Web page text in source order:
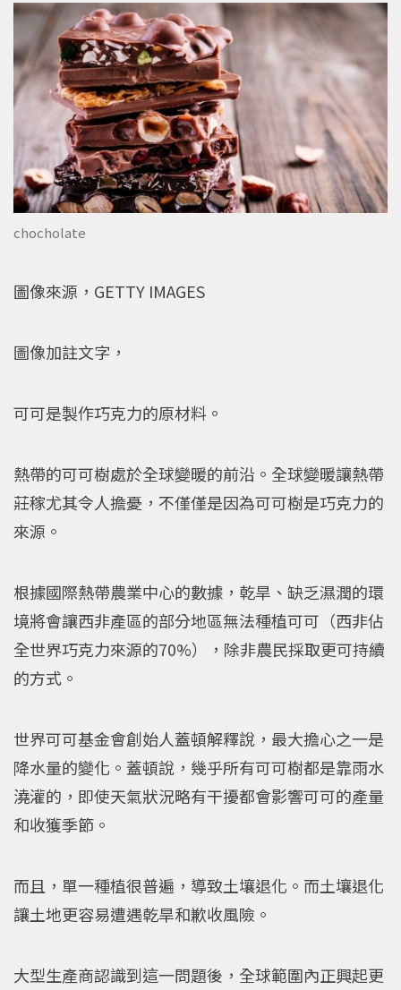
chocholate
圖像來源，GETTY IMAGES
圖像加註文字，
可可是製作巧克力的原材料。
熱帶的可可樹處於全球變暖的前沿。全球變暖讓熱帶
莊稼尤其令人擔憂，不僅僅是因為可可樹是巧克力的
來源。
根據國際熱帶農業中心的數據，乾旱、缺乏濕潤的環
境將會讓西非產區的部分地區無法種植可可（西非佔
全世界巧克力來源的70%），除非農民採取更可持續
的方式。
世界可可基金會創始人蓋頓解釋說，最大擔心之一是
降水量的變化。蓋頓說，幾乎所有可可樹都是靠雨水
澆灌的，即使天氣狀況略有干擾都會影響可可的產量
和收獲季節。
而且，單一種植很普遍，導致土壤退化。而土壤退化
讓土地更容易遭遇乾旱和歉收風險。
大型生產商認識到這一問題後，全球範圍內正興起更